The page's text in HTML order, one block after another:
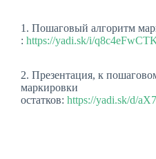
1. Пошаговый алгоритм
: https://yadi.sk/i/
2. Презентация, к
маркировки
остатков: https://yadi.sk/d/